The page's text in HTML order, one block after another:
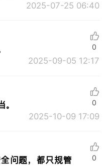
2025-07-25 06:40
2025-09-05 12:17
0
2025-10-09 17:09
0
问题，都只规管
0